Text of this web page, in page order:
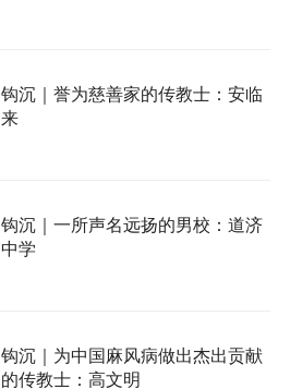
钩沉｜誉为慈善家的传教士：安临
来
钩沉｜一所声名远扬的男校：道济
中学
钩沉｜为中国麻风病做出杰出贡献
的传教士：高文明